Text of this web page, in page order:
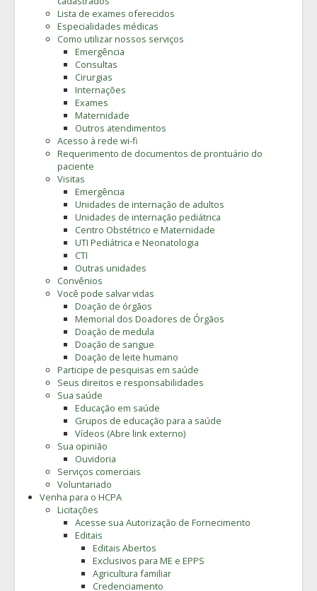
Lista de exames oferecidos
Especialidades médicas
Como utilizar nossos serviços
Emergência
Consultas
Cirurgias
Internações
Exames
Maternidade
Outros atendimentos
Acesso à rede wi-fi
Requerimento de documentos de prontuário do
paciente
Visitas
Emergência
Unidades de internação de adultos
Unidades de internação pediátrica
Centro Obstétrico e Maternidade
UTI Pediátrica e Neonatologia
CTI
Outras unidades
Convênios
Você pode salvar vidas
Doação de órgãos
Memorial dos Doadores de Órgãos
Doação de medula
Doação de sangue
Doação de leite humano
Participe de pesquisas em saúde
Seus direitos e responsabilidades
Sua saúde
Educação em saúde
Grupos de educação para a saúde
Vídeos (Abre link externo)
Sua opinião
Ouvidoria
Serviços comerciais
Voluntariado
Venha para o HCPA
Licitações
Acesse sua Autorização de Fornecimento
Editais
Editais Abertos
Exclusivos para ME e EPPS
Agricultura familiar
Credenciamento